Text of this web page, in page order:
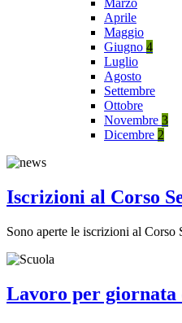
Marzo
Aprile
Maggio
Giugno 4
Luglio
Agosto
Settembre
Ottobre
Novembre 3
Dicembre 2
Iscrizioni al Corso
Sono aperte le iscrizioni al
Lavoro per giornata